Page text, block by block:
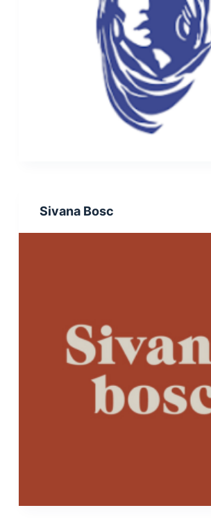
Sivana Bosc